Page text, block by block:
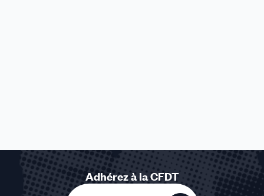
Adhérez à la CFDT